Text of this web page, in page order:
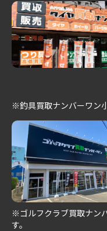
※釣具買取ナンバーワン
※ゴルフクラブ買取ナン
す。